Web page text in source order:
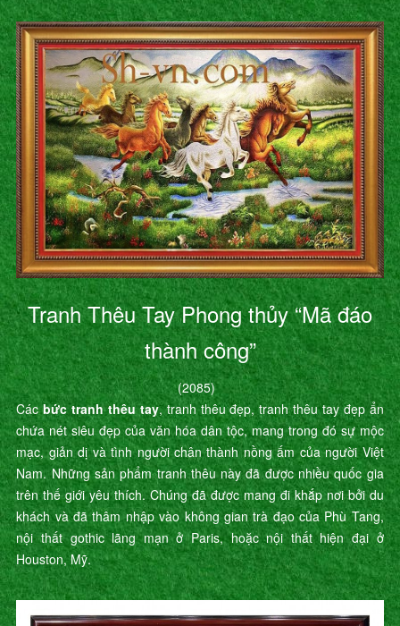
Tranh Thêu Tay Phong thủy “Mã đáo
thành công”
(2085)
Cácbức tranh thêu tay, tranh thêu đẹp, tranh thêu tay đẹp ẩn
chứa nét siêu đẹp của văn hóa dân tộc, mang trong đó sự mộc
mạc, giản dị và tình người chân thành nồng ấm của người Việt
Nam. Những sản phẩm tranh thêu này đã được nhiều quốc gia
trên thế giới yêu thích. Chúng đã được mang đi khắp nơi bởi du
khách và đã thâm nhập vào không gian trà đạo của Phù Tang,
nội thất gothic lãng mạn ở Paris, hoặc nội thất hiện đại ở
Houston, Mỹ.